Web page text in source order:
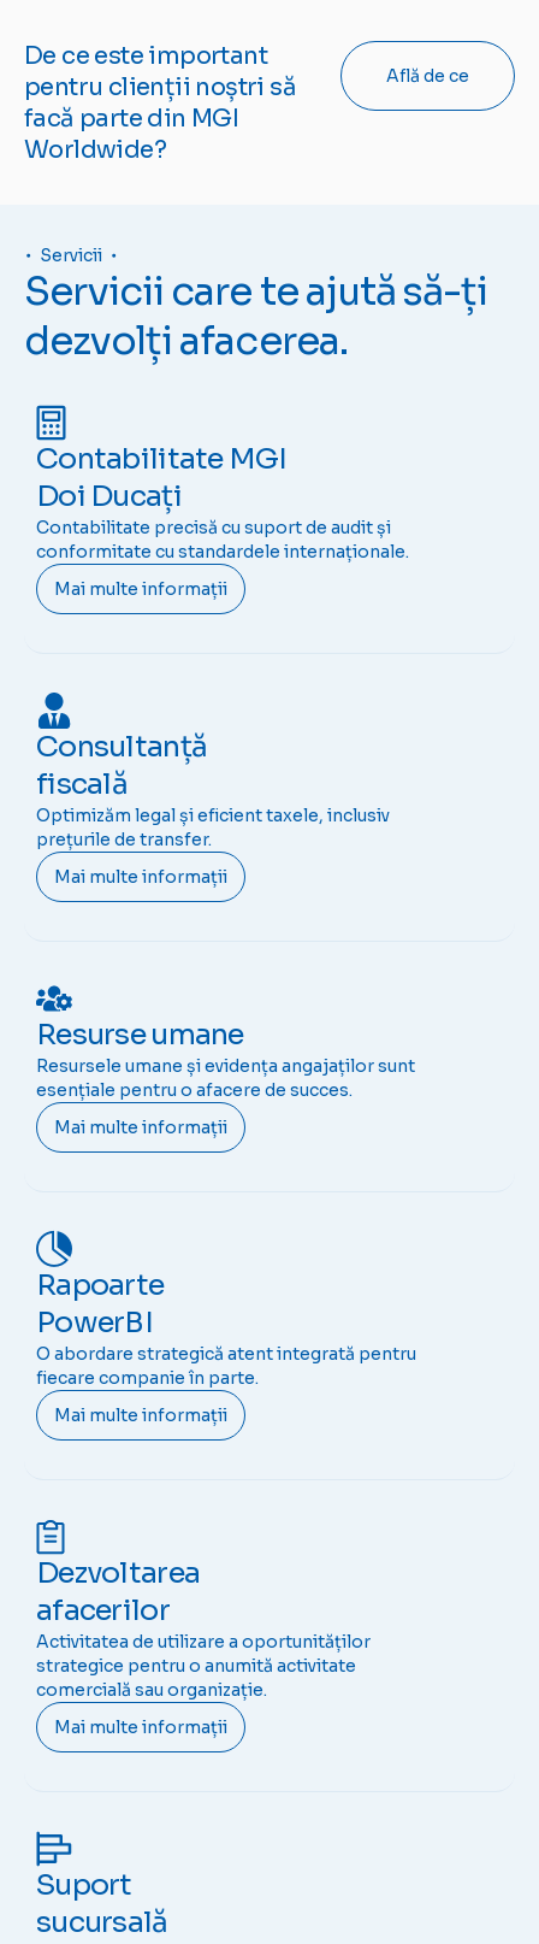
De ce este important
pentru clienții noștri să
facă parte din MGI
Worldwide?
Află de ce
Servicii
Servicii care te ajută să-ți
dezvolți afacerea.
Contabilitate MGI
Doi Ducați
Contabilitate precisă cu suport de audit și
conformitate cu standardele internaționale.
Mai multe informații
Consultanță
fiscală
Optimizăm legal și eficient taxele, inclusiv
prețurile de transfer.
Mai multe informații
Resurse umane
Resursele umane și evidența angajaților sunt
esențiale pentru o afacere de succes.
Mai multe informații
Rapoarte
PowerBI
O abordare strategică atent integrată pentru
fiecare companie în parte.
Mai multe informații
Dezvoltarea
afacerilor
Activitatea de utilizare a oportunităților
strategice pentru o anumită activitate
comercială sau organizație.
Mai multe informații
Suport
sucursală